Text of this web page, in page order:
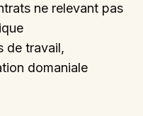
ne relevant pas
de travail,
domaniale